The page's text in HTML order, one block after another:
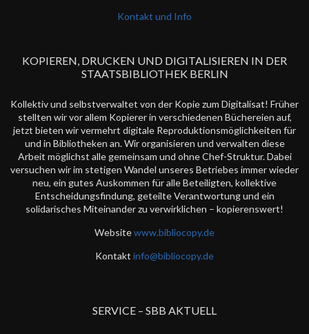
Kontakt und Info
KOPIEREN, DRUCKEN UND DIGITALISIEREN IN DER
STAATSBIBLIOTHEK BERLIN
Kollektiv und selbstverwaltet von der Kopie zum Digitalisat! Früher
stellten wir vor allem Kopierer in verschiedenen Büchereien auf,
jetzt bieten wir vermehrt digitale Reproduktionsmöglichkeiten für
und in Bibliotheken an. Wir organisieren und verwalten diese
Arbeit möglichst alle gemeinsam und ohne Chef-Struktur. Dabei
versuchen wir im stetigen Wandel unseres Betriebes immer wieder
neu, ein gutes Auskommen für alle Beteiligten, kollektive
Entscheidungsfindung, geteilte Verantwortung und ein
solidarisches Miteinander zu verwirklichen – kopierenswert!
Websitewww.bibliocopy.de
Kontakt info@bibliocopy.de
SERVICE – SBB AKTUELL